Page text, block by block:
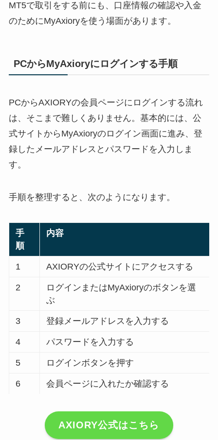
MT5で取引をする前にも、口座情報の確認や入金
のためにMyAxioryを使う場面があります。
PCからMyAxioryにログインする手順
PCからAXIORYの会員ページにログインする流れ
は、そこまで難しくありません。基本的には、公
式サイトからMyAxioryのログイン画面に進み、登
録したメールアドレスとパスワードを入力しま
す。
手順を整理すると、次のようになります。
手
順
内容
1 AXIORYの公式サイトにアクセスする
2
ログインまたはMyAxioryのボタンを選
ぶ
3 登録メールアドレスを入力する
4 パスワードを入力する
5 ログインボタンを押す
6 会員ページに入れたか確認する
AXIORY公式はこちら